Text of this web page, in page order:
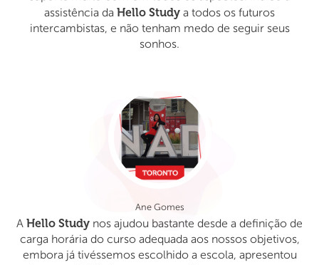
assistência da Hello Study a todos os futuros
intercambistas, e não tenham medo de seguir seus
sonhos.
Ane Gomes
A Hello Study nos ajudou bastante desde a definição de
carga horária do curso adequada aos nossos objetivos,
embora já tivéssemos escolhido a escola, apresentou